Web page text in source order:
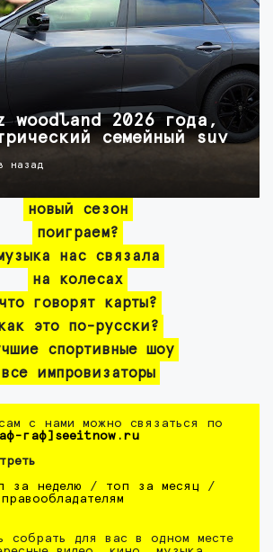
woodland 2026 года,
семейный suv
назад
новый сезон
поиграем?
нас связала
на колесах
что говорят карты?
это по-русски?
спортивные шоу
все импровизаторы
с нами можно связаться по
гаф]seeitnow.ru
за неделю / топ за месяц /
правообладателям
собрать для вас в одном месте